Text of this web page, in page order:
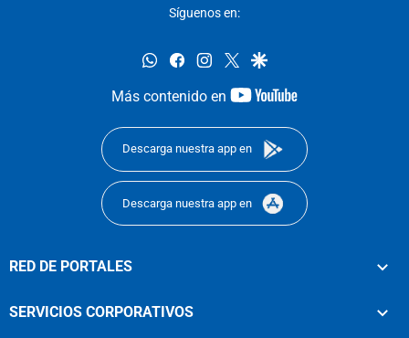
Síguenos en:
whatsappfacebookinstagram
twittergoogle
Más contenido en
youtube-
Descarga nuestra app en
Descarga nuestra app en
RED DE PORTALES
SERVICIOS CORPORATIVOS